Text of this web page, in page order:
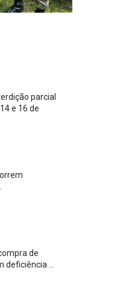
parcial
e 16 de
de
...